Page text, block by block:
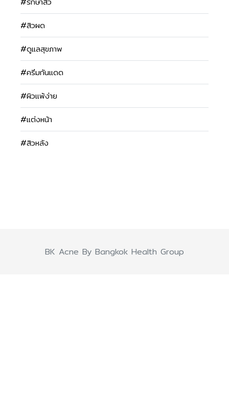
#สิวผด
#ดูแลสุขภาพ
#ครีมกันแดด
#ผิวแพ้ง่าย
#แต่งหน้า
#สิวหลัง
BK Acne By Bangkok Health Group